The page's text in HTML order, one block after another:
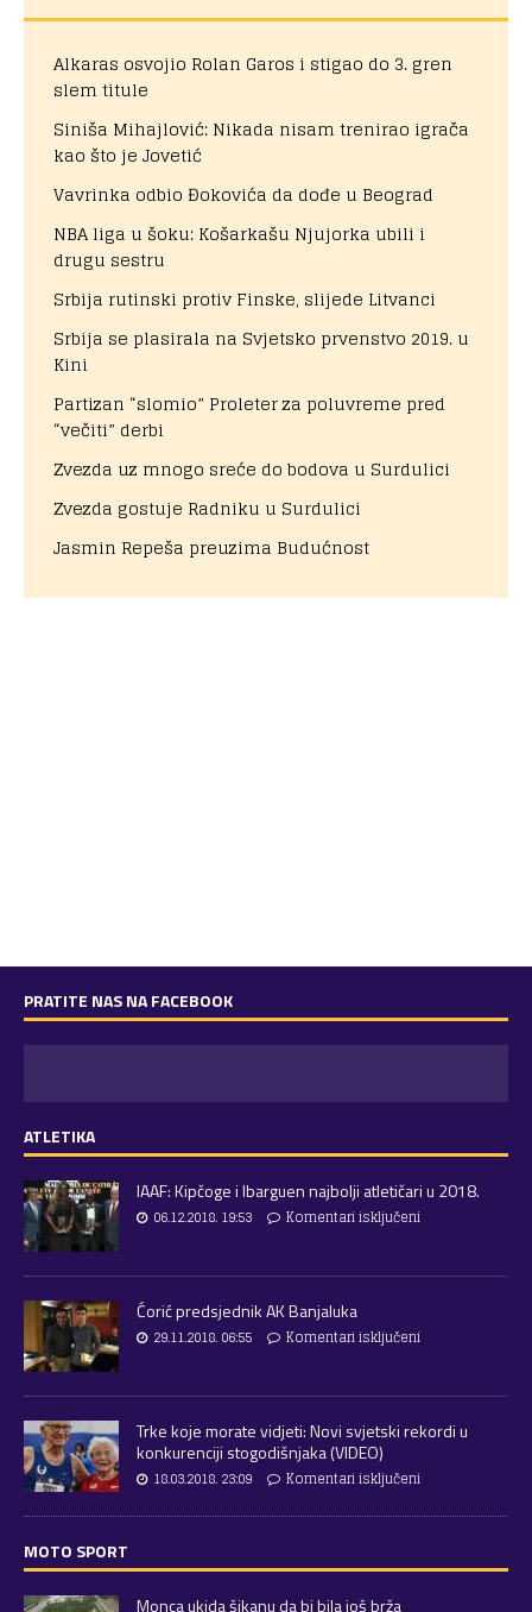
Alkaras osvojio Rolan Garos i stigao do 3. gren
slem titule
Siniša Mihajlović: Nikada nisam trenirao igrača
kao što je Jovetić
Vavrinka odbio Đokovića da dođe u Beograd
NBA liga u šoku: Košarkašu Njujorka ubili i
drugu sestru
Srbija rutinski protiv Finske, slijede Litvanci
Srbija se plasirala na Svjetsko prvenstvo 2019. u
Kini
Partizan “slomio” Proleter za poluvreme pred
“večiti” derbi
Zvezda uz mnogo sreće do bodova u Surdulici
Zvezda gostuje Radniku u Surdulici
Jasmin Repeša preuzima Budućnost
PRATITE NAS NA FACEBOOK
ATLETIKA
IAAF: Kipčoge i Ibarguen najbolji atletičari u 2018.
06.12.2018. 19:53 Komentari isključeni
Ćorić predsjednik AK Banjaluka
29.11.2018. 06:55 Komentari isključeni
Trke koje morate vidjeti: Novi svjetski rekordi u
konkurenciji stogodišnjaka (VIDEO)
18.03.2018. 23:09 Komentari isključeni
MOTO SPORT
Monca ukida šikanu da bi bila još brža